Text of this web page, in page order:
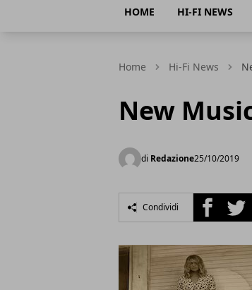
HOME HI-FI NEWS
Home Hi-Fi News
New
di Redazione25/10/2019
Condividi Facebook